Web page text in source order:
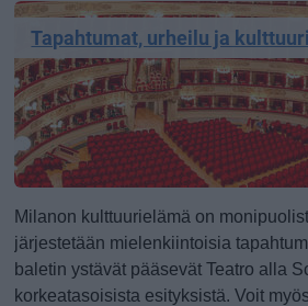
Tapahtumat, urheilu ja kulttuuri
Milanon kulttuurielämä on
järjestetään mielenkiintoisia
baletin ystävät pääsevät Teatro alla
korkeatasoisista esityksistä. Voit